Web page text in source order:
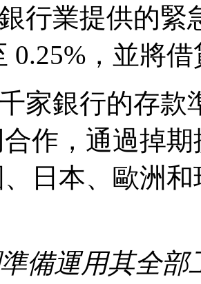
行業提供的
0.25%，並將
家銀行的存
作，通過掉
日本、歐洲
備運用其全